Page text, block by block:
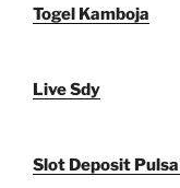
Togel Kamboja
Live Sdy
Slot Deposit